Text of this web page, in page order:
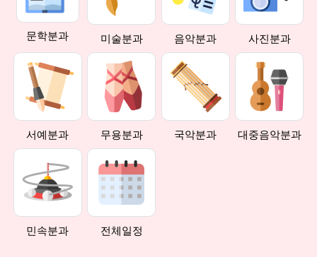
문학분과 미술분과 음악분과 사진분과
서예분과 무용분과 국악분과 대중음악분과
민속분과 전체일정